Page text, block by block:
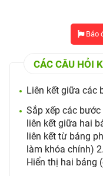
Báo
CÁC CÂU HỎI
Liên kết giữa các
Sắp xếp các
liên kết giữa hai
liên kết từ bảng
làm khóa chính)
Hiển thị hai bảng